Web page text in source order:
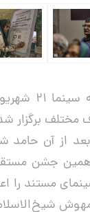
به گزارش روابط
برگزار شد
از آن حامد
جشن
مستند را
مهوش